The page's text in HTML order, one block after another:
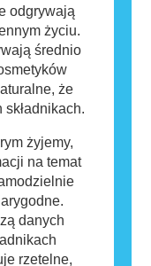
jest
odgrywają
życiu.
średnio
że
żyjemy,
na temat
danych
rzetelne,